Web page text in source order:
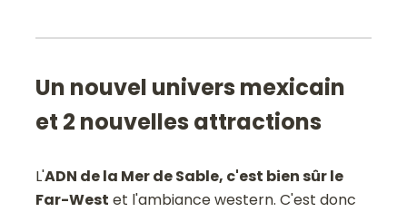
Un nouvel univers mexicain
et 2 nouvelles attractions
L'ADN de la Mer de Sable, c'est bien sûr le
Far-West et l'ambiance western. C'est donc